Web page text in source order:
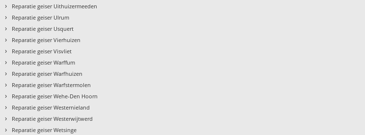
› Reparatie geiser Uithuizermeeden
› Reparatie geiser Ulrum
› Reparatie geiser Usquert
› Reparatie geiser Vierhuizen
› Reparatie geiser Visvliet
› Reparatie geiser Warffum
› Reparatie geiser Warfhuizen
› Reparatie geiser Warfstermolen
› Reparatie geiser Wehe-Den Hoorn
› Reparatie geiser Westernieland
› Reparatie geiser Westerwijtwerd
› Reparatie geiser Wetsinge